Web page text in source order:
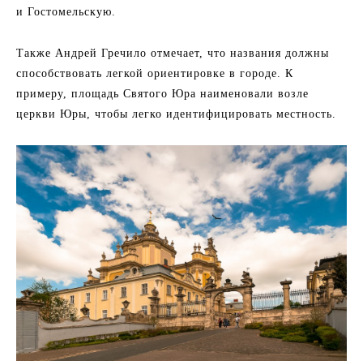
и Гостомельскую.
Также Андрей Гречило отмечает, что названия должны
способствовать легкой ориентировке в городе. К
примеру, площадь Святого Юра наименовали возле
церкви Юры, чтобы легко идентифицировать местность.